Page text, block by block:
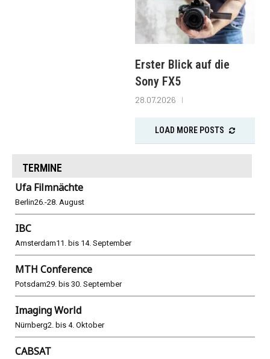
Erster Blick auf die
Sony FX5
28.07.2026
LOAD MORE POSTS
TERMINE
Ufa Filmnächte
Berlin26.-28. August
IBC
Amsterdam11. bis 14. September
MTH Conference
Potsdam29. bis 30. September
Imaging World
Nürnberg2. bis 4. Oktober
CABSAT